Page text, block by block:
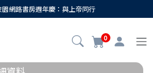
園網路書房週年慶：與上帝同行
0